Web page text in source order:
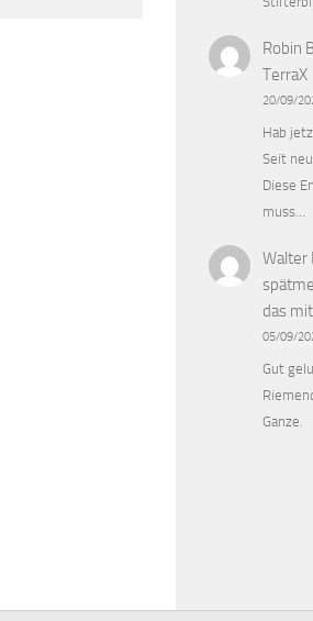
Robin
TerraX
20/09/
Hab
Seit
Diese
muss…
Walter
das
05/09/
Gut
Ganze.